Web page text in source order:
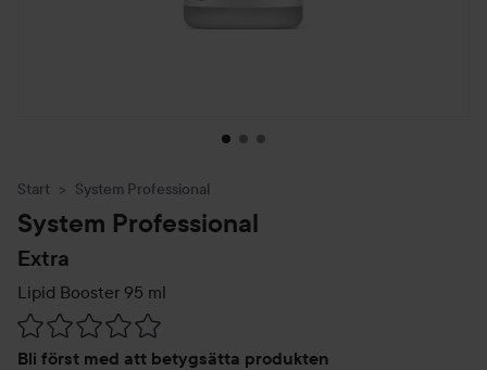
Start System Professional
System Professional
Extra
Lipid Booster 95 ml
Bli först med att betygsätta produkten
Hoppa till Betyg & kommentarer